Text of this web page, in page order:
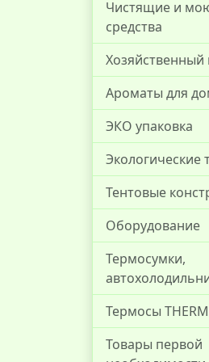
Чистящие и
средства
Хозяйственный
Ароматы для
ЭКО упаковка
Экологические
Тентовые
Оборудование
Термосумки,
Термосы
Товары первой